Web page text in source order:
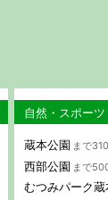
自然・スポーツ
蔵本公園 まで
西部公園 まで
むつみパーク